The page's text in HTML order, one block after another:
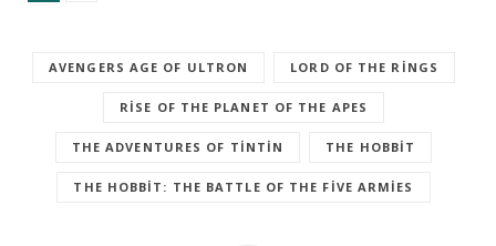
AVENGERS AGE OF ULTRON LORD OF THE RINGS
RISE OF THE PLANET OF THE APES
THE ADVENTURES OF TINTIN THE HOBBIT
THE HOBBIT: THE BATTLE OF THE FIVE ARMIES